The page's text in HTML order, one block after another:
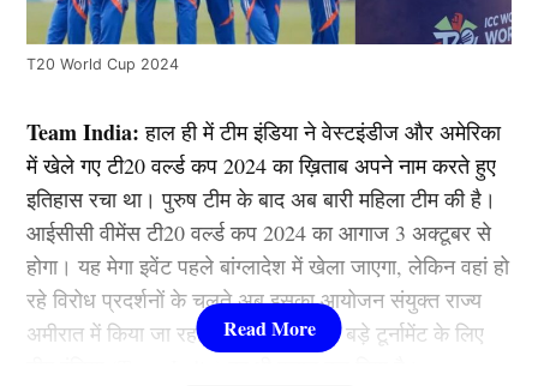
T20 World Cup 2024
Team India: हाल ही में टीम इंडिया ने वेस्टइंडीज और अमेरिका
में खेले गए टी20 वर्ल्ड कप 2024 का ख़िताब अपने नाम करते हुए
इतिहास रचा था। पुरुष टीम के बाद अब बारी महिला टीम की है।
आईसीसी वीमेंस टी20 वर्ल्ड कप 2024 का आगाज 3 अक्टूबर से
होगा। यह मेगा इवेंट पहले बांग्लादेश में खेला जाएगा, लेकिन वहां हो
रहे विरोध प्रदर्शनों के चलते अब इसका आयोजन संयुक्त राज्य
अमीरात में किया जा रहा है। बीसीसीआई ने बड़े टूर्नामेंट के लिए